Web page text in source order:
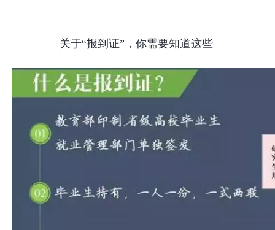
关于“报到证”，你需要知道这些